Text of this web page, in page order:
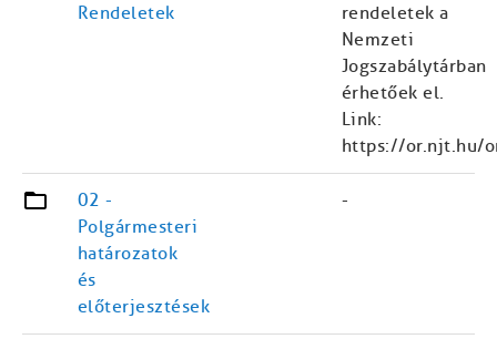
Rendeletek
rendeletek a
Nemzeti
Jogszabálytárban
érhetőek el.
Link:
https://or.njt.hu/
02 -
Polgármesteri
határozatok
és
előterjesztések
-